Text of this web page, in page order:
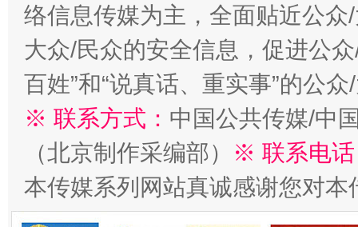
揭开“小金库”的免责幌子
受贿1.44亿！段成刚被判无期
络信息传媒为主，全面贴近公
大众/民众的安全信息，促进公
百姓”和“说真话、重实事”的公
※ 联系方式： 中国公共传媒/中
（北京制作采编部）
※ 联系电
本传媒系列网站真诚感谢您对